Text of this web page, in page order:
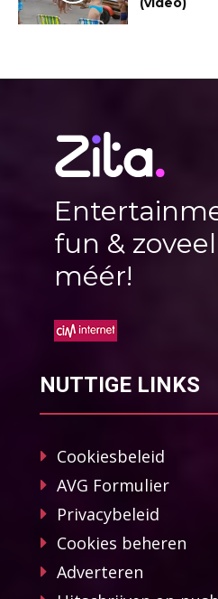
fun & zoveel
méér!
NUTTIGE LINKS
Cookiesbeleid
AVG Formulier
Privacybeleid
Cookies beheren
Adverteren